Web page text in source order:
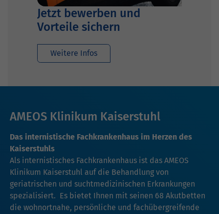
Jetzt bewerben und
Vorteile sichern
Weitere Infos
AMEOS Klinikum Kaiserstuhl
Das internistische Fachkrankenhaus im Herzen des
Kaiserstuhls
Als internistisches Fachkrankenhaus ist das AMEOS
Klinikum Kaiserstuhl auf die Behandlung von
geriatrischen und suchtmedizinischen Erkrankungen
spezialisiert. Es bietet Ihnen mit seinen 68 Akutbetten
die wohnortnahe, persönliche und fachübergreifende